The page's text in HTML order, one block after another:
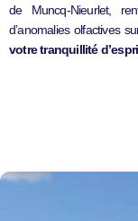
de Muncq-Nieurlet,
d’anomalies olfactives
votre tranquillité